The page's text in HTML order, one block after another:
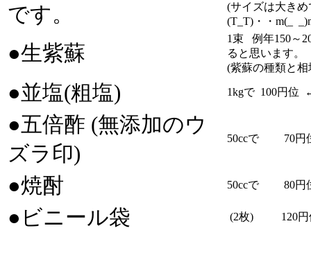
です。
(サイズは大き
(T_T)・・m(_
●生紫蘇
1束 例年150～
ると思います。
(紫蘇の種類と
●並塩(粗塩) 1kgで 100円位
●五倍酢 (無添加のウ
ズラ印)
50ccで 70円
●焼酎 50ccで 80円
●ビニール袋 (2枚) 120円